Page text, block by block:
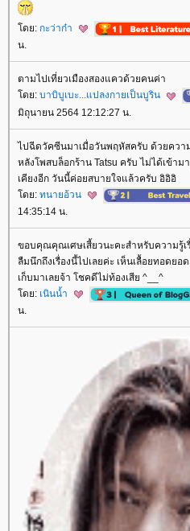
ดย: กะว่าก๋า
น.
ตามไปเที่ยวเมืองสองแควด้วยคนค่า
ดย: บาบิบูเบะ...แปลงกายเป็นบูริน
มิถุนายน 2564 12:12:27 น.
ไปฉีดวัคซีนมาเมื่อวันพฤหัสครับ ด้วยควา
หลังโพสบล็อกร้าน Tatsu ครับ ไม่ได้เข้าม
เคียงอีก วันนี้ค่อยสบายใจแล้วครับ อิอิอิ
ดย: ทนายอ้วน
14:35:14 น.
ขอบคุณคุณเศษเสี้ยวนะคะสำหรับความรู้เ
ลืมนึกถึงเรื่องนี้ไปเลยค่ะ เห็นเลื้อยทอดย
เก็บมาเลยจ้า โชคดีไม่ท้องเสีย ^__^
ดย: เนินน้ำ
น.